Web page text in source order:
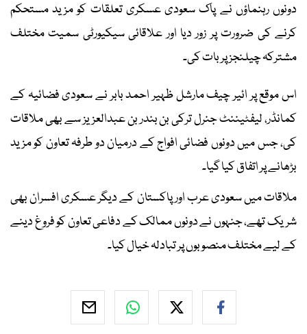
دونوں رہنماؤں نے پاک سعودی عسکری تعلقات کو مزید مستحکم
کرنے کی ضرورت پر زور دیا اور علاقائی سیکیورٹی سمیت مختلف
مشترکہ چیلنجز پر بات کی۔
اس موقع پر ائیر چیف مارشل ظہیر احمد بابر نے سعودی فضائیہ کے
کمانڈر، لیفٹیننٹ جنرل ترکی بن بندر بن عبدالعزیز سے بھی ملاقات
کی، جس میں دونوں فضائی افواج کے درمیان دو طرفہ تعاون کو مزید
بڑھانے پر اتفاق کیا گیا۔
ملاقات میں سعودی عرب اور پاکستان کے دیگر عسکری افسران بھی
شریک تھے، جنہوں نے دونوں ممالک کے دفاعی تعاون کو فروغ دینے
کے لیے مختلف منصوبوں پر تبادلہ خیال کیا۔